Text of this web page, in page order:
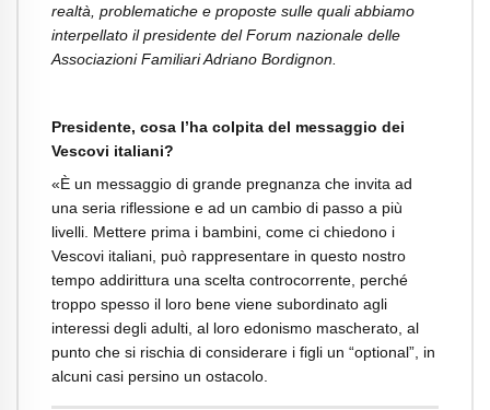
realtà, problematiche e proposte sulle quali abbiamo
interpellato il presidente del Forum nazionale delle
Associazioni Familiari Adriano Bordignon.
Presidente, cosa l’ha colpita del messaggio dei
Vescovi italiani?
«È un messaggio di grande pregnanza che invita ad
una seria riflessione e ad un cambio di passo a più
livelli. Mettere prima i bambini, come ci chiedono i
Vescovi italiani, può rappresentare in questo nostro
tempo addirittura una scelta controcorrente, perché
troppo spesso il loro bene viene subordinato agli
interessi degli adulti, al loro edonismo mascherato, al
punto che si rischia di considerare i figli un “optional”, in
alcuni casi persino un ostacolo.